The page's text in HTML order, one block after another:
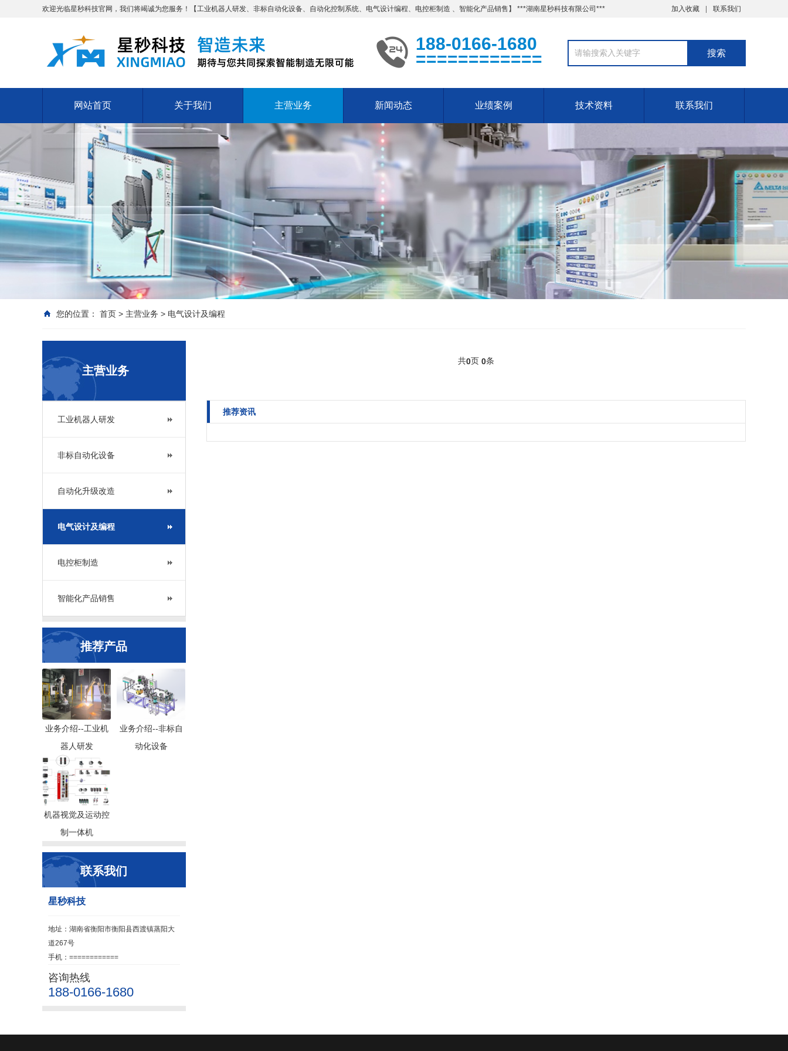
欢迎光临星秒科技官网，我们将竭诚为您服务！【工业机器人研发、非标自动化设备、自动化控制系统、电气设计编程、电控柜制造 、智能化产品销售】 ***湖南星秒科技有限公司*** 加入收藏 联系我们
188-0166-1680
============
网站首页 关于我们 主营业务 新闻动态 业绩案例 技术资料 联系我们
您的位置： 首页 > 主营业务 > 电气设计及编程
主营业务
工业机器人研发
非标自动化设备
自动化升级改造
电气设计及编程
电控柜制造
智能化产品销售
推荐产品
业务介绍--工业机
器人研发
业务介绍--非标自
动化设备
机器视觉及运动控
制一体机
联系我们
星秒科技
地址：湖南省衡阳市衡阳县西渡镇蒸阳大
道267号
手机：============
咨询热线
188-0166-1680
共0页 0条
推荐资讯